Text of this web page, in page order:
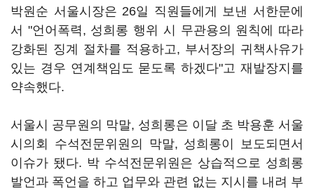
박원순 서울시장은 26일 직원들에게 보낸 서한문에
서 "언어폭력, 성희롱 행위 시 무관용의 원칙에 따라
강화된 징계 절차를 적용하고, 부서장의 귀책사유가
있는 경우 연계책임도 묻도록 하겠다"고 재발장지를
약속했다.
서울시 공무원의 막말, 성희롱은 이달 초 박용훈 서울
시의회 수석전문위원의 막말, 성희롱이 보도되면서
이슈가 됐다. 박 수석전문위원은 상습적으로 성희롱
발언과 폭언을 하고 업무와 관련 없는 지시를 내려 부